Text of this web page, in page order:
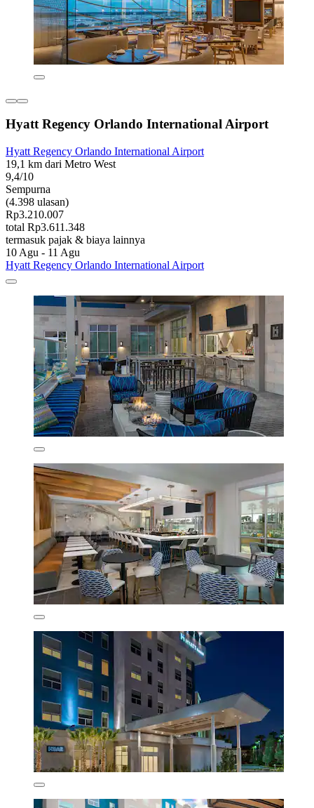
Hyatt Regency Orlando International Airport
Hyatt Regency Orlando International Airport
19,1 km dari Metro West
9,4/10
Sempurna
(4.398 ulasan)
Rp3.210.007
total Rp3.611.348
termasuk pajak & biaya lainnya
10 Agu - 11 Agu
Hyatt Regency Orlando International Airport